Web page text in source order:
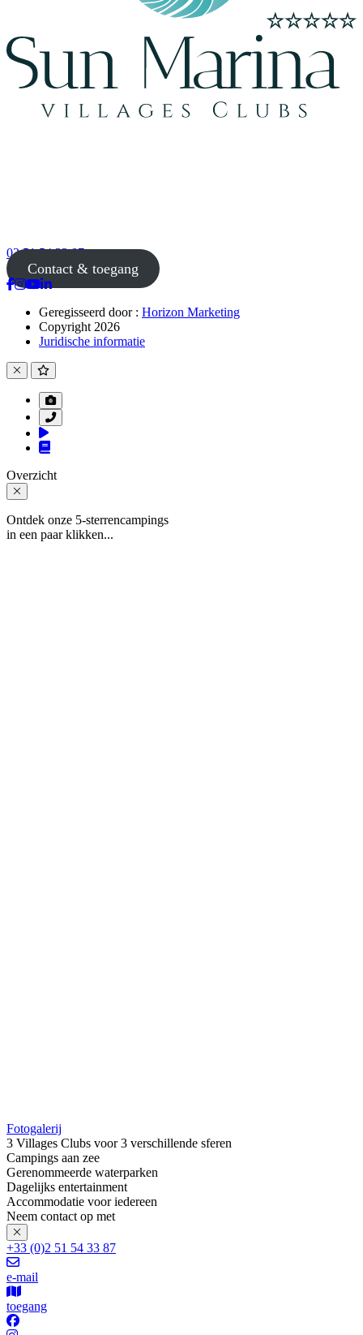
02 51 54 33 87
Contact & toegang
Geregisseerd door : Horizon Marketing
Copyright 2026
Juridische informatie
Overzicht
Ontdek onze 5-sterrencampings
in een paar klikken...
Fotogalerij
3 Villages Clubs voor 3 verschillende sferen
Campings aan zee
Gerenommeerde waterparken
Dagelijks entertainment
Accommodatie voor iedereen
Neem contact op met
+33 (0)2 51 54 33 87
e-mail
toegang